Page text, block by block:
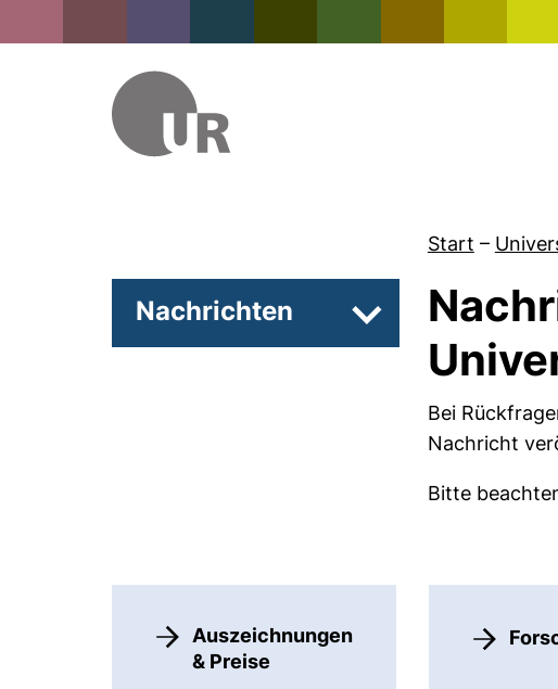
Start –
Nachrichten Unterseiten von
Bei
Nachricht
Bitte
Auszeichnungen
& Preise